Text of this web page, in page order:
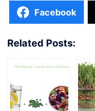
Facebook
Related Posts: